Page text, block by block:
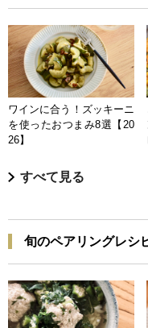
ワインに合う！ズッキーニ
を使ったおつまみ8選【20
26】
すべて見る
旬のペアリングレシ